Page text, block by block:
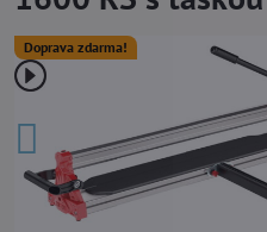
Doprava zdarma!